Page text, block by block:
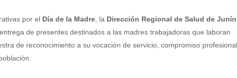
por el Día de la Madre , la Dirección Regional de Salud de Junín
de presentes destinados a las madres trabajadoras que laboran
de reconocimiento a su vocación de servicio, compromiso profesional